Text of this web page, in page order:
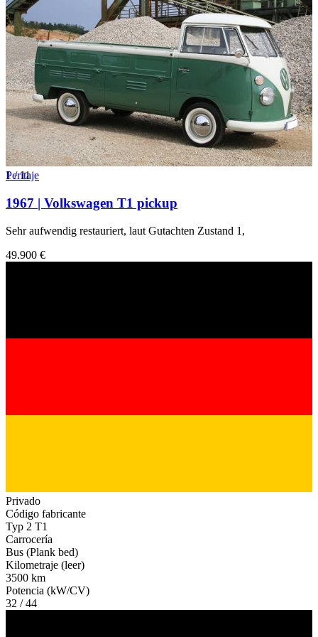
1/11
Peritaje
1967 | Volkswagen T1 pickup
Sehr aufwendig restauriert, laut Gutachten Zustand 1,
49.900 €
Privado
Código fabricante
Typ 2 T1
Carrocería
Bus (Plank bed)
Kilometraje (leer)
3500 km
Potencia (kW/CV)
32 / 44